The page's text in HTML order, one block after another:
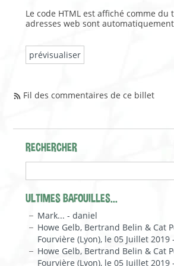
Le code HTML est affiché comme du
adresses web sont
Fil des commentaires de ce billet
RECHERCHER
ULTIMES BAFOUILLES...
Mark... - daniel
Howe Gelb, Bertrand Belin & Cat
Fourvière (Lyon), le 05 Juillet 2019
Howe Gelb, Bertrand Belin & Cat
Fourvière (Lyon), le 05 Juillet 2019